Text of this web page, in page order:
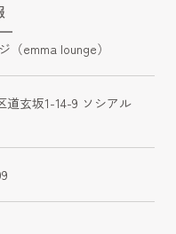
（emma lounge）
道玄坂1-14-9 ソシアル